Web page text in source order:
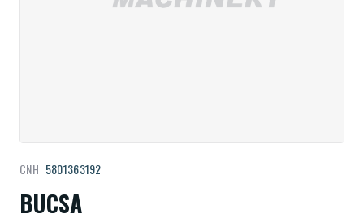
BUCSA
CNH 5801363192
la
începutul